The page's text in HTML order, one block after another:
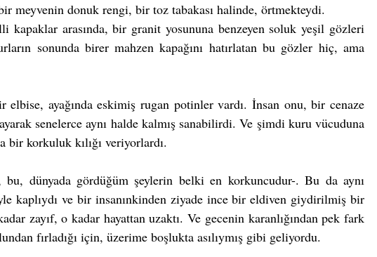
meyvenin donuk rengi, bir toz tabakası halinde, örtmekteydi.
kapaklar arasında, bir granit yosununa benzeyen soluk yeşil gözleri
sonunda birer mahzen kapağını hatırlatan bu gözler hiç, ama
elbise, ayağında eskimiş rugan potinler vardı. İnsan onu, bir cenaze
senelerce aynı halde kalmış sanabilirdi. Ve şimdi kuru vücuduna
korkuluk kılığı veriyorlardı.
dünyada gördüğüm şeylerin belki en korkuncudur-. Bu da aynı
kaplıydı ve bir insanınkinden ziyade ince bir eldiven giydirilmiş bir
zayıf, o kadar hayattan uzaktı. Ve gecenin karanlığından pek fark
fırladığı için, üzerime boşlukta asılıymış gibi geliyordu.